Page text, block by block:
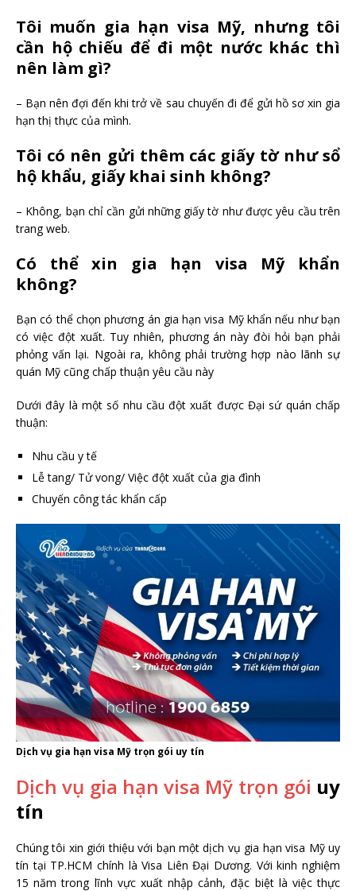
Tôi muốn gia hạn visa Mỹ, nhưng tôi
cần hộ chiếu để đi một nước khác thì
nên làm gì?
– Bạn nên đợi đến khi trở về sau chuyến đi để gửi hồ sơ xin gia
hạn thị thực của mình.
Tôi có nên gửi thêm các giấy tờ như sổ
hộ khẩu, giấy khai sinh không?
– Không, bạn chỉ cần gửi những giấy tờ như được yêu cầu trên
trang web.
Có thể xin gia hạn visa Mỹ khẩn
không?
Bạn có thể chọn phương án gia hạn visa Mỹ khẩn nếu như bạn
có việc đột xuất. Tuy nhiên, phương án này đòi hỏi bạn phải
phỏng vấn lại. Ngoài ra, không phải trường hợp nào lãnh sự
quán Mỹ cũng chấp thuận yêu cầu này
Dưới đây là một số nhu cầu đột xuất được Đại sứ quán chấp
thuận:
Nhu cầu y tế
Lễ tang/ Tử vong/ Việc đột xuất của gia đình
Chuyến công tác khẩn cấp
Dịch vụ gia hạn visa Mỹ trọn gói uy tín
Dịch vụ gia hạn visa Mỹ trọn gói uy
tín
Chúng tôi xin giới thiệu với bạn một dịch vụ gia hạn visa Mỹ uy
tín tại TP.HCM chính là Visa Liên Đại Dương. Với kinh nghiệm
15 năm trong lĩnh vực xuất nhập cảnh, đặc biệt là việc thực